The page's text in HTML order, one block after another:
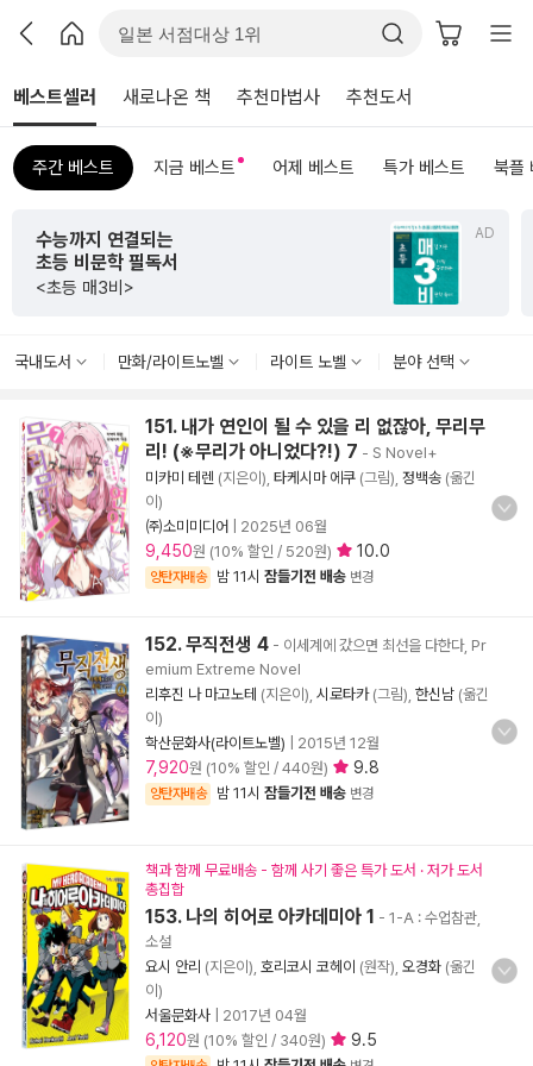
베스트셀러 새로나온 책 추천마법사 추천도서
주간 베스트 지금 베스트 어제 베스트 특가 베스트 북플
초판 한정 한지 제작
<그리하여 어느 날 사
국내도서 만화/라이트노벨 라이트 노벨 분야 선택
151. 내가 연인이 될 수 있을 리 없잖아, 무리무
리! (※무리가 아니었다?!) 7 - S Novel+
미카미 테렌 (지은이), 타케시마 에쿠 (그림), 정백송 (옮긴
이)
㈜소미미디어
2025년 06월
9,450원 (10% 할인 / 520원) 10.0
양탄자배송 밤 11시 잠들기전 배송 변경
152. 무직전생 4 - 이세계에 갔으면 최선을 다한다, Pr
emium Extreme Novel
리후진 나 마고노테 (지은이), 시로타카(그림), 한신남 (옮긴
이)
학산문화사(라이트노벨)
2015년 12월
7,920원 (10% 할인 / 440원) 9.8
양탄자배송 밤 11시 잠들기전 배송 변경
책과 함께 무료배송 - 함께 사기 좋은 특가 도서 · 저가 도서
총집합
153. 나의 히어로 아카데미아 1 - 1-A : 수업참관,
소설
요시 안리 (지은이), 호리코시 코헤이 (원작), 오경화 (옮긴
이)
서울문화사
2017년 04월
6,120원 (10% 할인 / 340원) 9.5